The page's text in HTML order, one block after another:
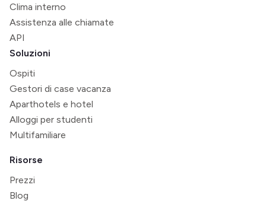
Clima interno
Assistenza alle chiamate
API
Soluzioni
Ospiti
Gestori di case vacanza
Aparthotels e hotel
Alloggi per studenti
Multifamiliare
Risorse
Prezzi
Blog